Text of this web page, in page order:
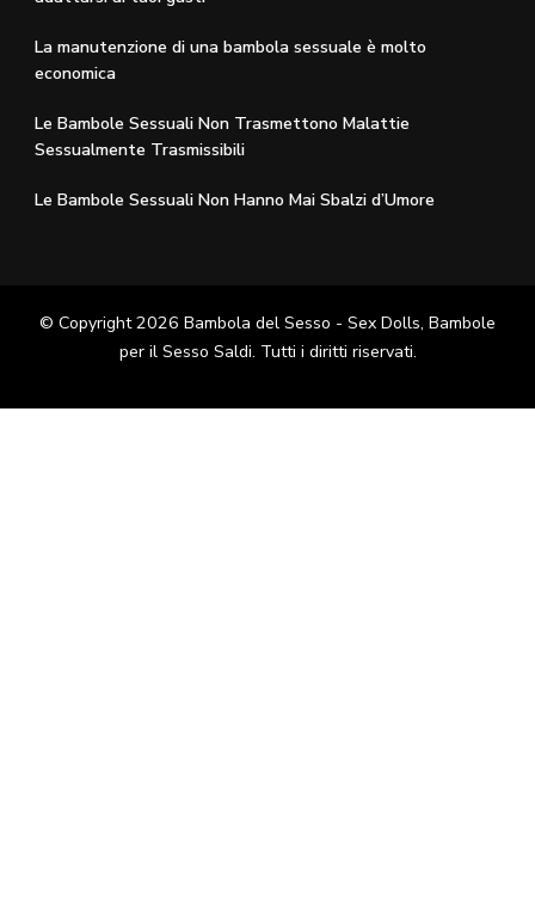
La manutenzione di una bambola sessuale è molto
economica
Le Bambole Sessuali Non Trasmettono Malattie
Sessualmente Trasmissibili
Le Bambole Sessuali Non Hanno Mai Sbalzi d’Umore
© Copyright 2026 Bambola del Sesso - Sex Dolls​, Bambole
per il Sesso Saldi. Tutti i diritti riservati.